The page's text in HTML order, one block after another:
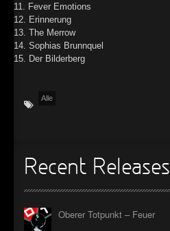
11. Fever Emotions
12. Erinnerung
13. The Merrow
14. Sophias Brunnquel
15. Der Bilderberg
Alle
Recent Releases
Oberer Totpunkt – Feuer